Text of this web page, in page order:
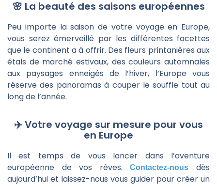
🌸 La beauté des saisons européennes
Peu importe la saison de votre voyage en Europe,
vous serez émerveillé par les différentes facettes
que le continent a à offrir. Des fleurs printanières aux
étals de marché estivaux, des couleurs automnales
aux paysages enneigés de l’hiver, l’Europe vous
réserve des panoramas à couper le souffle tout au
long de l’année.
✈️ Votre voyage sur mesure pour vous
en Europe
Il est temps de vous lancer dans l’aventure
européenne de vos rêves.Contactez-nous
dès
aujourd’hui et laissez-nous vous guider pour créer un